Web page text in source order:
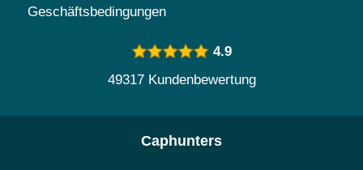
Geschäftsbedingungen
4.9
49317 Kundenbewertung
Caphunters